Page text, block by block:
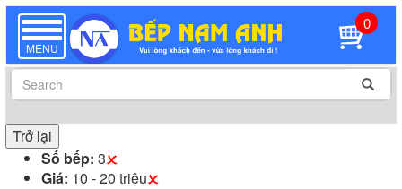
TOGGLE
NAVIGATION
MENU
0
Trở lại
Số bếp: 3
Giá: 10 - 20 triệu